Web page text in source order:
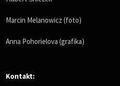
Marcin Melanowicz (foto)
Anna Pohorielova (grafika)
Kontakt: